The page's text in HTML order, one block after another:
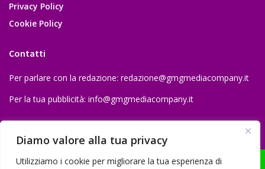
Diamo valore alla tua privacy
Utilizziamo i cookie per migliorare la tua esperienza di
Privacy Policy
Cookie Policy
Contatti
Per parlare con la redazione: redazione@gmgmediacompany.it
Per la tua pubblicità: info@gmgmediacompany.it